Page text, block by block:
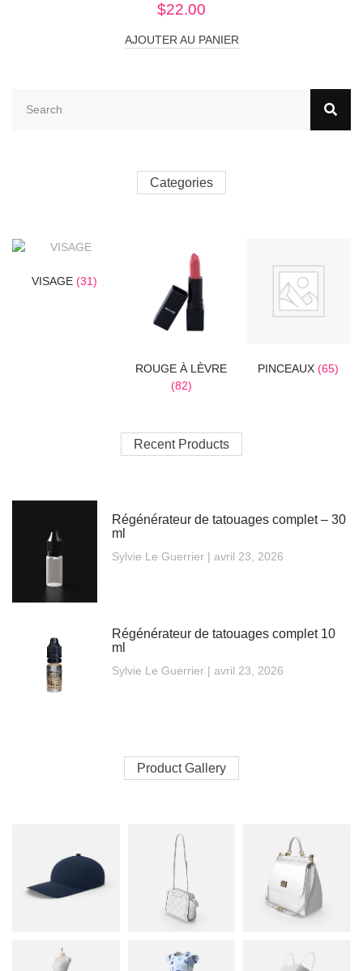
$22.00
AJOUTER AU PANIER
Categories
VISAGE(31)
ROUGE À LÈVRE
(82)
PINCEAUX(65)
Recent Products
Régénérateur de tatouages complet – 30
ml
Sylvie Le Guerrier avril 23, 2026
Régénérateur de tatouages complet 10
ml
Sylvie Le Guerrier avril 23, 2026
Product Gallery